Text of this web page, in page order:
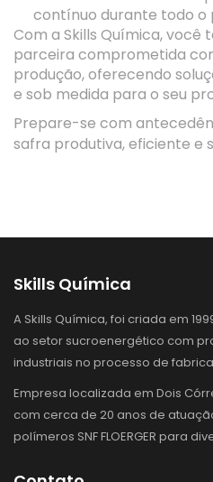
contínuo durante todo o
Com a Skills Química, você
parceira comprometida
produção, oferecendo
e sob medida para o seu
Prepare-se com
safra produtiva, eficiente e
Skills Química
A Skills Química, foi criada em
ao setor sucroenergético com
industriais no processo de
Empresa localizada em Dois
com cerca de 20 anos de
polímeros SNF FLOERGER para